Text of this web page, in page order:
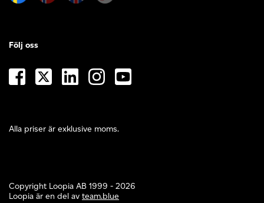
Alla priser är exklusive moms.
Följ oss
Copyright Loopia AB 1999 - 2026
Loopia är en del av team.blue